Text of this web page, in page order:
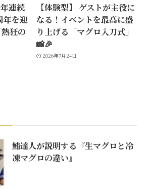
連続
年を迎
狂の
【体験型】 ゲストが主役に
なる！イベントを最高に盛
り上げる「マグロ入刀式」
📸🎉
2026年7月24日
鮪達人が説明する『生マグロと冷
凍マグロの違い』